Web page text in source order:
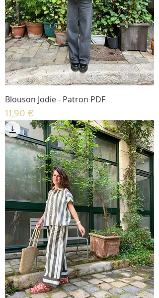
Blouson Jodie - Patron PDF
Prix
11,90 €